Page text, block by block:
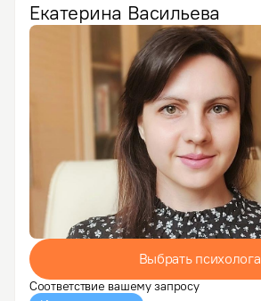
Екатерина Васильева
Выбрать психолога
Соответствие вашему запросу